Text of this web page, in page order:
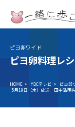
テレ
TV
ラジ
Radio
ピヨ卵ワイド
ピヨ卵料理レ
HOME > YBCテレビ > ピヨ卵
5月19日（木）放送 田中浩明